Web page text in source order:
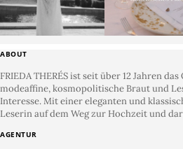
ABOUT
FRIEDA THERÉS ist seit über 12 Jahren
modeaffine, kosmopolitische Braut und
Interesse. Mit einer eleganten und
Leserin auf dem Weg zur Hochzeit und
AGENTUR